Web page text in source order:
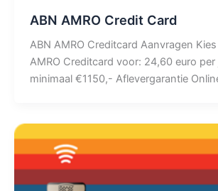
ABN AMRO Credit Card
ABN AMRO Creditcard Aanvragen
AMRO Creditcard voor: 24,60 euro
minimaal €1150,- Aflevergarantie